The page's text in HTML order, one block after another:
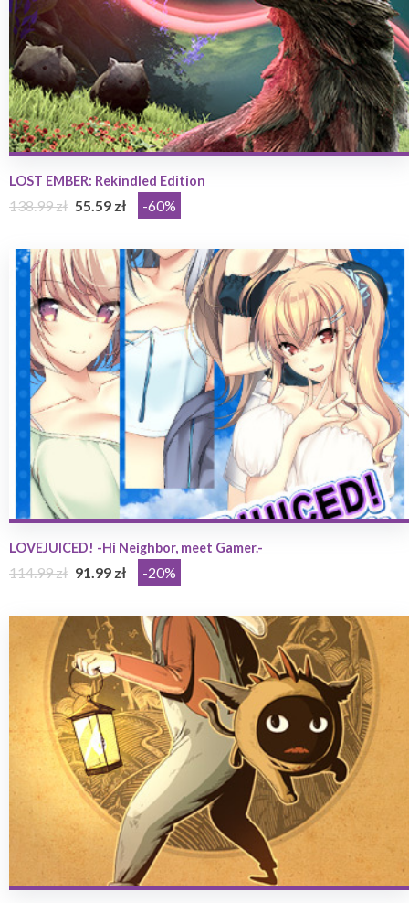
LOST EMBER: Rekindled Edition
138.99 zł 55.59 zł -60%
LOVEJUICED! -Hi Neighbor, meet Gamer.-
114.99 zł 91.99 zł -20%